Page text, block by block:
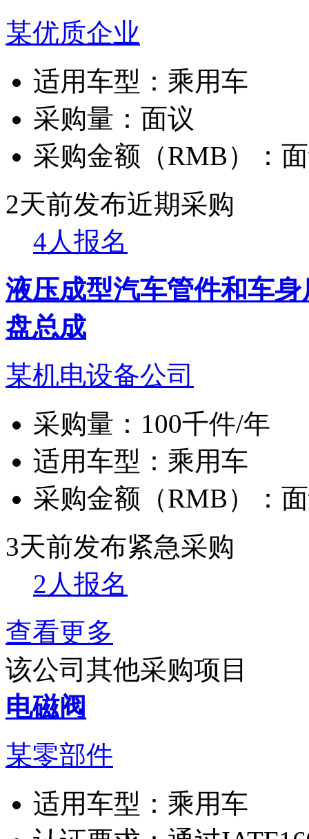
某优质企业
适用车型： 乘用车
采购量： 面议
采购金额（RMB）：
2天前发布近期采购
4人报名
液压成型汽车管件和车
盘总成
某机电设备公司
采购量： 100千件/年
适用车型： 乘用车
采购金额（RMB）：
3天前发布紧急采购
2人报名
查看更多
该公司其他采购项目
电磁阀
某零部件
适用车型： 乘用车